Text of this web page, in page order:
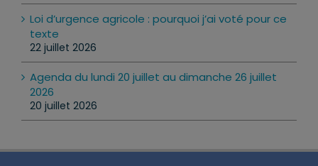
Loi d’urgence agricole : pourquoi j’ai voté pour ce
texte
22 juillet 2026
Agenda du lundi 20 juillet au dimanche 26 juillet
2026
20 juillet 2026